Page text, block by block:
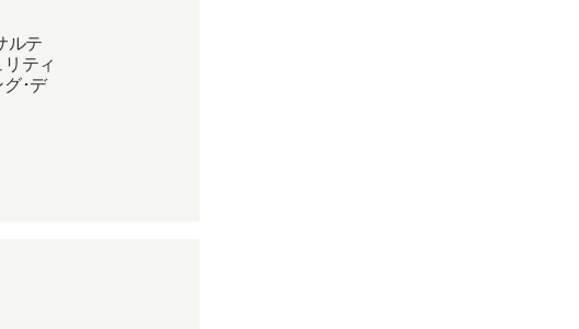
ルテ
ティ
･デ